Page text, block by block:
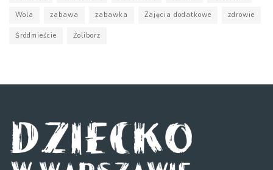
Wola zabawa zabawka Zajęcia dodatkowe zdrowie
Śródmieście Żoliborz